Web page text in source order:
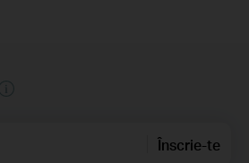
Înscrie-te